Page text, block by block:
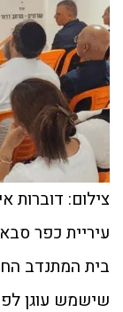
צילום: דוברות
עיריית כפר
בית המתנדב
שישמש עוגן